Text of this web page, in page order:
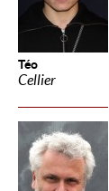
Téo
Cellier